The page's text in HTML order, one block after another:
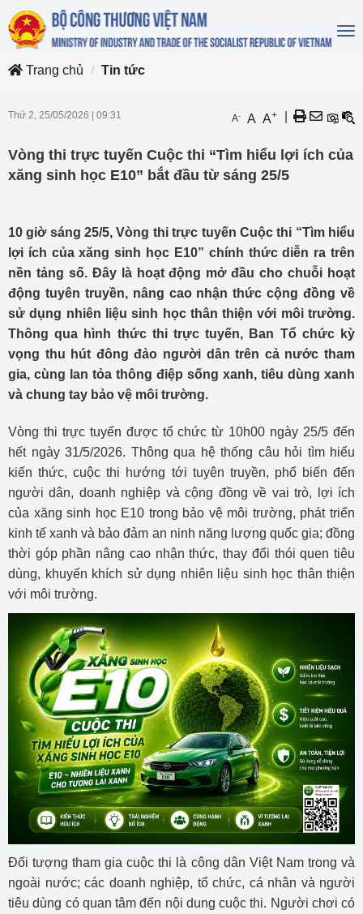
Trang chủ
Tin tức
Thứ 2, 25/05/2026 09:31 A- A A+
Vòng thi trực tuyến Cuộc thi “Tìm hiểu lợi ích của
xăng sinh học E10” bắt đầu từ sáng 25/5
10 giờ sáng 25/5, Vòng thi trực tuyến Cuộc thi “Tìm hiểu
lợi ích của xăng sinh học E10” chính thức diễn ra trên
nền tảng số. Đây là hoạt động mở đầu cho chuỗi hoạt
động tuyên truyền, nâng cao nhận thức cộng đồng về
sử dụng nhiên liệu sinh học thân thiện với môi trường.
Thông qua hình thức thi trực tuyến, Ban Tổ chức kỳ
vọng thu hút đông đảo người dân trên cả nước tham
gia, cùng lan tỏa thông điệp sống xanh, tiêu dùng xanh
và chung tay bảo vệ môi trường.
Vòng thi trực tuyến được tổ chức từ 10h00 ngày 25/5 đến
hết ngày 31/5/2026. Thông qua hệ thống câu hỏi tìm hiểu
kiến thức, cuộc thi hướng tới tuyên truyền, phổ biến đến
người dân, doanh nghiệp và cộng đồng về vai trò, lợi ích
của xăng sinh học E10 trong bảo vệ môi trường, phát triển
kinh tế xanh và bảo đảm an ninh năng lượng quốc gia; đồng
thời góp phần nâng cao nhận thức, thay đổi thói quen tiêu
dùng, khuyến khích sử dụng nhiên liệu sinh học thân thiện
với môi trường.
Đối tượng tham gia cuộc thi là công dân Việt Nam trong và
ngoài nước; các doanh nghiệp, tổ chức, cá nhân và người
tiêu dùng có quan tâm đến nội dung cuộc thi. Người chơi có